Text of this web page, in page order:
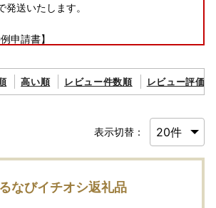
送いたします。
申請書】
て郵送します。
ご希望の方には書類の発送は行っており
ン申請ともに、申請期限はご寄附いただい
まで】となります。
カードをお持ちの場合、以下URLの「ふ
イン申請が可能でございます。
高い順 レビュー件数順 レビュー評価順
表示切替：
なびイチオシ返礼品